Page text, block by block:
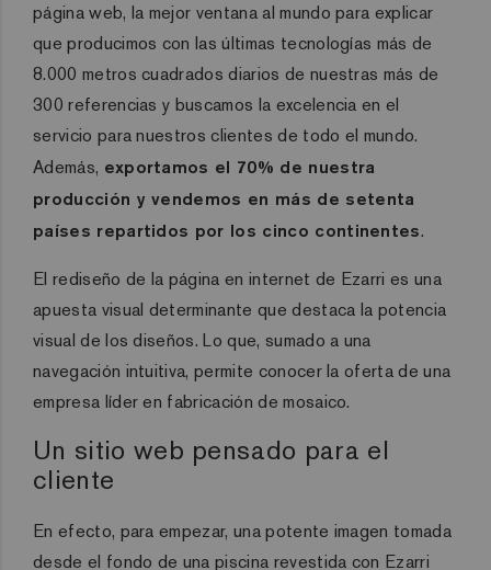
página web, la mejor ventana al mundo para explicar
que producimos con las últimas tecnologías más de
8.000 metros cuadrados diarios de nuestras más de
300 referencias y buscamos la excelencia en el
servicio para nuestros clientes de todo el mundo.
Además, exportamos el 70% de nuestra
producción y vendemos en más de setenta
países repartidos por los cinco continentes.
El rediseño de la página en internet de Ezarri es una
apuesta visual determinante quedestaca la potencia
visual de los diseños. Lo que, sumado a una
navegación intuitiva, permite conocer la oferta de una
empresa líder en fabricación de mosaico.
Un sitio web pensado para el
cliente
En efecto, para empezar, una potente imagen tomada
desde el fondo de una piscina revestida con Ezarri